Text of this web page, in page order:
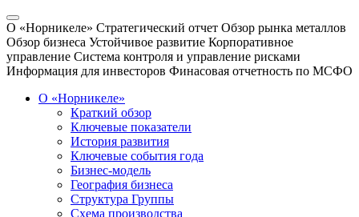
О «Норникеле» Стратегический отчет Обзор рынка металлов
Обзор бизнеса Устойчивое развитие Корпоративное
управление Система контроля и управление рисками
Информация для инвесторов Финасовая отчетность по МСФО
О «Норникеле»
Краткий обзор
Ключевые показатели
История развития
Ключевые события года
Бизнес-модель
География бизнеса
Структура Группы
Схема производства